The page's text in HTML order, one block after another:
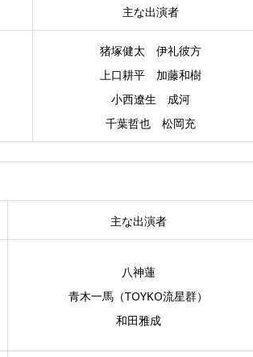
主な出演者
猪塚健太 伊礼彼方
上口耕平 加藤和樹
小西遼生 成河
千葉哲也 松岡充
主な出演者
八神蓮
青木一馬（TOYKO流星群）
和田雅成